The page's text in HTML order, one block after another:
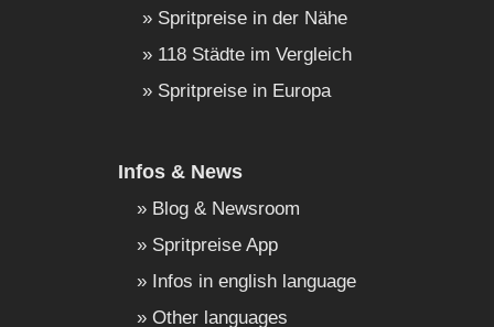
Spritpreise in der Nähe
118 Städte im Vergleich
Spritpreise in Europa
Infos & News
Blog & Newsroom
Spritpreise App
Infos in english language
Other languages